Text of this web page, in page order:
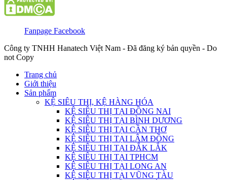
Fanpage Facebook
Công ty TNHH Hanatech Việt Nam - Đã đăng ký bản quyền - Do
not Copy
Trang chủ
Giới thiệu
Sản phẩm
KỆ SIÊU THỊ, KỆ HÀNG HÓA
KỆ SIÊU THỊ TẠI ĐỒNG NAI
KỆ SIÊU THỊ TẠI BÌNH DƯƠNG
KỆ SIÊU THỊ TẠI CẦN THƠ
KỆ SIÊU THỊ TẠI LÂM ĐỒNG
KỆ SIÊU THỊ TẠI ĐẮK LẮK
KỆ SIÊU THỊ TẠI TPHCM
KỆ SIÊU THỊ TẠI LONG AN
KỆ SIÊU THỊ TẠI VŨNG TÀU